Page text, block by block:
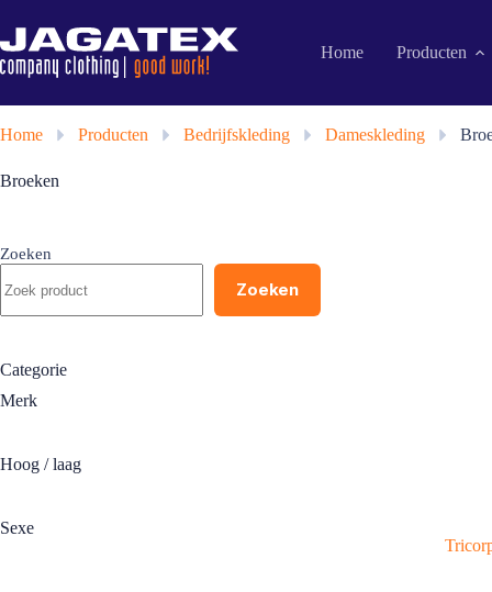
naar
de
inhoud
Home Producten
Home » Producten » Bedrijfskleding » Dameskleding »
Broeken
Zoeken
Zoeken
Categorie
Merk
Hoog / laag
Sexe